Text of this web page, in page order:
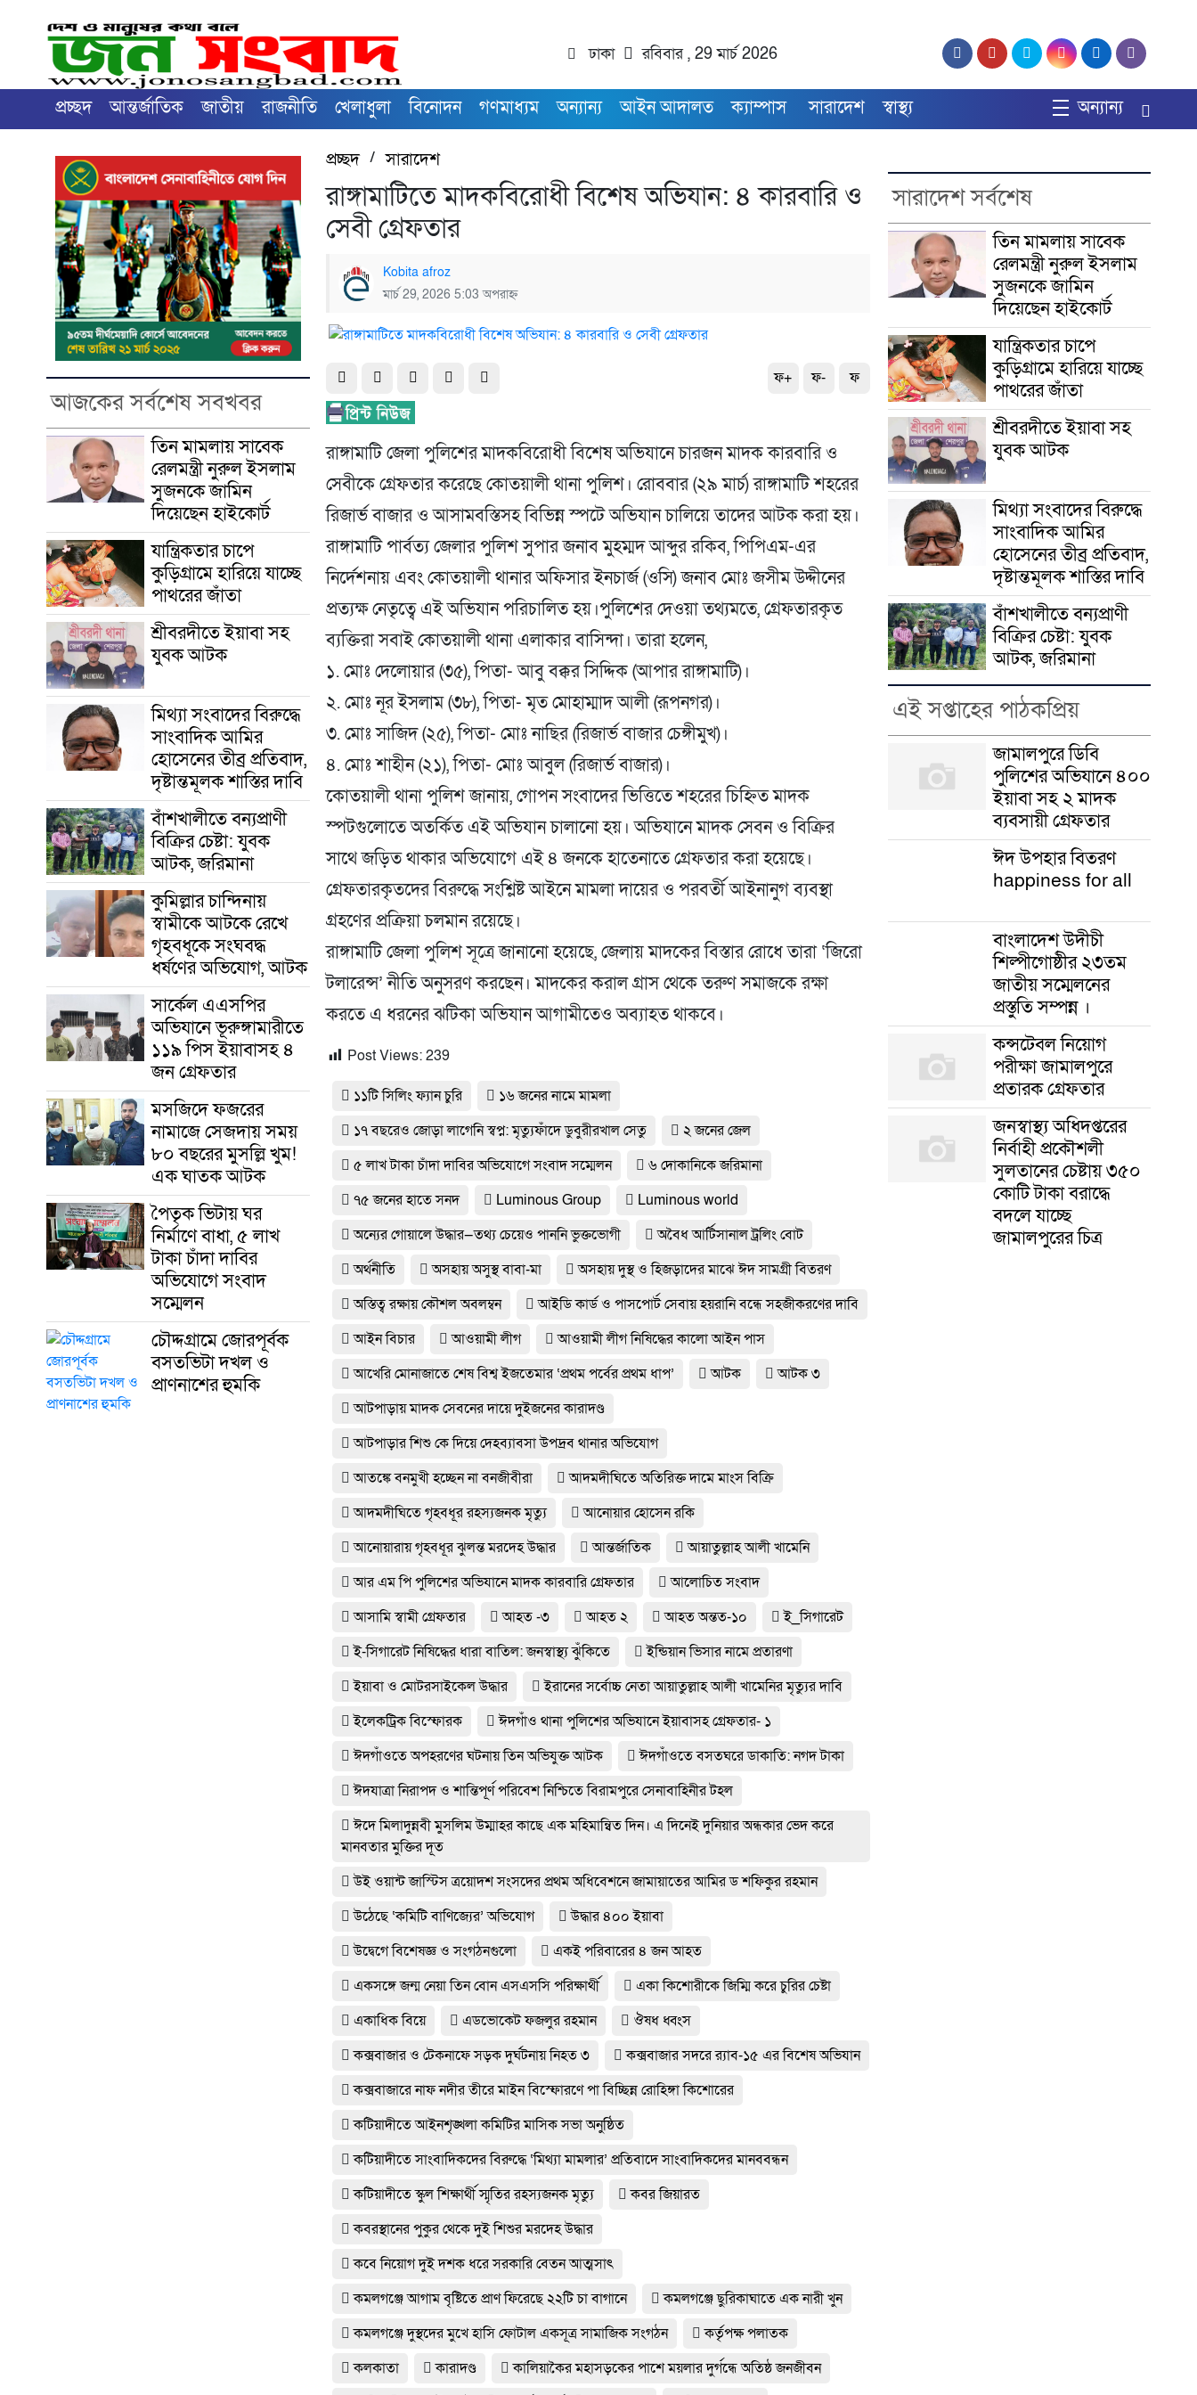
ঢাকা রবিবার , 29 মার্চ 2026
প্রচ্ছদ আন্তর্জাতিক জাতীয় রাজনীতি খেলাধুলা বিনোদন গণমাধ্যম অন্যান্য আইন আদালত ক্যাম্পাস সারাদেশ স্বাস্থ্য অন্যান্য
আজকের সর্বশেষ সবখবর
তিন মামলায় সাবেক
রেলমন্ত্রী নুরুল ইসলাম
সুজনকে জামিন
দিয়েছেন হাইকোর্ট
যান্ত্রিকতার চাপে
কুড়িগ্রামে হারিয়ে যাচ্ছে
পাথরের জাঁতা
শ্রীবরদীতে ইয়াবা সহ
যুবক আটক
মিথ্যা সংবাদের বিরুদ্ধে
সাংবাদিক আমির
হোসেনের তীব্র প্রতিবাদ,
দৃষ্টান্তমূলক শাস্তির দাবি
বাঁশখালীতে বন্যপ্রাণী
বিক্রির চেষ্টা: যুবক
আটক, জরিমানা
কুমিল্লার চান্দিনায়
স্বামীকে আটকে রেখে
গৃহবধূকে সংঘবদ্ধ
ধর্ষণের অভিযোগ, আটক
সার্কেল এএসপির
অভিযানে ভূরুঙ্গামারীতে
১১৯ পিস ইয়াবাসহ ৪
জন গ্রেফতার
মসজিদে ফজরের
নামাজে সেজদায় সময়
৮০ বছরের মুসল্লি খুম!
এক ঘাতক আটক
পৈতৃক ভিটায় ঘর
নির্মাণে বাধা, ৫ লাখ
টাকা চাঁদা দাবির
অভিযোগে সংবাদ
সম্মেলন
চৌদ্দগ্রামে জোরপূর্বক
বসতভিটা দখল ও
প্রাণনাশের হুমকি
প্রচ্ছদ/সারাদেশ
রাঙ্গামাটিতে মাদকবিরোধী বিশেষ অভিযান: ৪ কারবারি ও
সেবী গ্রেফতার
Kobita afroz
মার্চ 29, 2026 5:03 অপরাহ্ন
ফ+ ফ- ফ
রাঙ্গামাটি জেলা পুলিশের মাদকবিরোধী বিশেষ অভিযানে চারজন মাদক কারবারি ও
সেবীকে গ্রেফতার করেছে কোতয়ালী থানা পুলিশ। রোববার (২৯ মার্চ) রাঙ্গামাটি শহরের
রিজার্ভ বাজার ও আসামবস্তিসহ বিভিন্ন স্পটে অভিযান চালিয়ে তাদের আটক করা হয়।​
রাঙ্গামাটি পার্বত্য জেলার পুলিশ সুপার জনাব মুহম্মদ আব্দুর রকিব, পিপিএম-এর
নির্দেশনায় এবং কোতয়ালী থানার অফিসার ইনচার্জ (ওসি) জনাব মোঃ জসীম উদ্দীনের
প্রত্যক্ষ নেতৃত্বে এই অভিযান পরিচালিত হয়।​পুলিশের দেওয়া তথ্যমতে, গ্রেফতারকৃত
ব্যক্তিরা সবাই কোতয়ালী থানা এলাকার বাসিন্দা। তারা হলেন,
১. মোঃ দেলোয়ার (৩৫), পিতা- আবু বক্কর সিদ্দিক (আপার রাঙ্গামাটি)।
২. মোঃ নূর ইসলাম (৩৮), পিতা- মৃত মোহাম্মাদ আলী (রূপনগর)।
৩. মোঃ সাজিদ (২৫), পিতা- মোঃ নাছির (রিজার্ভ বাজার চেঙ্গীমুখ)।
৪. মোঃ শাহীন (২১), পিতা- মোঃ আবুল (রিজার্ভ বাজার)।
​কোতয়ালী থানা পুলিশ জানায়, গোপন সংবাদের ভিত্তিতে শহরের চিহ্নিত মাদক
স্পটগুলোতে অতর্কিত এই অভিযান চালানো হয়। অভিযানে মাদক সেবন ও বিক্রির
সাথে জড়িত থাকার অভিযোগে এই ৪ জনকে হাতেনাতে গ্রেফতার করা হয়েছে।
গ্রেফতারকৃতদের বিরুদ্ধে সংশ্লিষ্ট আইনে মামলা দায়ের ও পরবর্তী আইনানুগ ব্যবস্থা
গ্রহণের প্রক্রিয়া চলমান রয়েছে।
​রাঙ্গামাটি জেলা পুলিশ সূত্রে জানানো হয়েছে, জেলায় মাদকের বিস্তার রোধে তারা ‘জিরো
টলারেন্স’ নীতি অনুসরণ করছেন। মাদকের করাল গ্রাস থেকে তরুণ সমাজকে রক্ষা
করতে এ ধরনের ঝটিকা অভিযান আগামীতেও অব্যাহত থাকবে।
Post Views: 239
১১টি সিলিং ফ্যান চুরি
১৬ জনের নামে মামলা
১৭ বছরেও জোড়া লাগেনি স্বপ্ন: মৃত্যুফাঁদে ডুবুরীরখাল সেতু
২ জনের জেল
৫ লাখ টাকা চাঁদা দাবির অভিযোগে সংবাদ সম্মেলন
৬ দোকানিকে জরিমানা
৭৫ জনের হাতে সনদ
Luminous Group
Luminous world
অন্যের গোয়ালে উদ্ধার—তথ্য চেয়েও পাননি ভুক্তভোগী
অবৈধ আর্টিসানাল ট্রলিং বোট
অর্থনীতি
অসহায় অসুস্থ বাবা-মা
অসহায় দুস্থ ও হিজড়াদের মাঝে ঈদ সামগ্রী বিতরণ
অস্তিত্ব রক্ষায় কৌশল অবলম্বন
আইডি কার্ড ও পাসপোর্ট সেবায় হয়রানি বন্ধে সহজীকরণের দাবি
আইন বিচার
আওয়ামী লীগ
আওয়ামী লীগ নিষিদ্ধের কালো আইন পাস
আখেরি মোনাজাতে শেষ বিশ্ব ইজতেমার ‘প্রথম পর্বের প্রথম ধাপ’
আটক
আটক ৩
আটপাড়ায় মাদক সেবনের দায়ে দুইজনের কারাদণ্ড
আটপাড়ার শিশু কে দিয়ে দেহব্যাবসা উপদ্রব থানার অভিযোগ
আতঙ্কে বনমুখী হচ্ছেন না বনজীবীরা
আদমদীঘিতে অতিরিক্ত দামে মাংস বিক্রি
আদমদীঘিতে গৃহবধূর রহস্যজনক মৃত্যু
আনোয়ার হোসেন রকি
আনোয়ারায় গৃহবধূর ঝুলন্ত মরদেহ উদ্ধার
আন্তর্জাতিক
আয়াতুল্লাহ আলী খামেনি
আর এম পি পুলিশের অভিযানে মাদক কারবারি গ্রেফতার
আলোচিত সংবাদ
আসামি স্বামী গ্রেফতার
আহত -৩ আহত ২ আহত অন্তত-১০
ই_সিগারেট
ই-সিগারেট নিষিদ্ধের ধারা বাতিল: জনস্বাস্থ্য ঝুঁকিতে
ইন্ডিয়ান ভিসার নামে প্রতারণা
ইয়াবা ও মোটরসাইকেল উদ্ধার
ইরানের সর্বোচ্চ নেতা আয়াতুল্লাহ আলী খামেনির মৃত্যুর দাবি
ইলেকট্রিক বিস্ফোরক
ঈদগাঁও থানা পুলিশের অভিযানে ইয়াবাসহ গ্রেফতার- ১
ঈদগাঁওতে অপহরণের ঘটনায় তিন অভিযুক্ত আটক
ঈদগাঁওতে বসতঘরে ডাকাতি: নগদ টাকা
ঈদযাত্রা নিরাপদ ও শান্তিপূর্ণ পরিবেশ নিশ্চিতে বিরামপুরে সেনাবাহিনীর টহল
ঈদে মিলাদুন্নবী মুসলিম উম্মাহর কাছে এক মহিমান্বিত দিন। এ দিনেই দুনিয়ার অন্ধকার ভেদ করে
মানবতার মুক্তির দূত
উই ওয়ান্ট জাস্টিস ত্রয়োদশ সংসদের প্রথম অধিবেশনে জামায়াতের আমির ড শফিকুর রহমান
উঠেছে ‘কমিটি বাণিজ্যের’ অভিযোগ
উদ্ধার ৪০০ ইয়াবা
উদ্বেগে বিশেষজ্ঞ ও সংগঠনগুলো
একই পরিবারের ৪ জন আহত
একসঙ্গে জন্ম নেয়া তিন বোন এসএসসি পরিক্ষার্থী
একা কিশোরীকে জিম্মি করে চুরির চেষ্টা
একাধিক বিয়ে
এডভোকেট ফজলুর রহমান
ঔষধ ধ্বংস
কক্সবাজার ও টেকনাফে সড়ক দুর্ঘটনায় নিহত ৩
কক্সবাজার সদরে র‍্যাব-১৫ এর বিশেষ অভিযান
কক্সবাজারে নাফ নদীর তীরে মাইন বিস্ফোরণে পা বিচ্ছিন্ন রোহিঙ্গা কিশোরের
কটিয়াদীতে আইনশৃঙ্খলা কমিটির মাসিক সভা অনুষ্ঠিত
কটিয়াদীতে সাংবাদিকদের বিরুদ্ধে ‘মিথ্যা মামলার’ প্রতিবাদে সাংবাদিকদের মানববন্ধন
কটিয়াদীতে স্কুল শিক্ষার্থী স্মৃতির রহস্যজনক মৃত্যু
কবর জিয়ারত
কবরস্থানের পুকুর থেকে দুই শিশুর মরদেহ উদ্ধার
কবে নিয়োগ দুই দশক ধরে সরকারি বেতন আত্মসাৎ
কমলগঞ্জে আগাম বৃষ্টিতে প্রাণ ফিরেছে ২২টি চা বাগানে
কমলগঞ্জে ছুরিকাঘাতে এক নারী খুন
কমলগঞ্জে দুস্থদের মুখে হাসি ফোটাল একসূত্র সামাজিক সংগঠন
কর্তৃপক্ষ পলাতক
কলকাতা
কারাদণ্ড
কালিয়াকৈর মহাসড়কের পাশে ময়লার দুর্গন্ধে অতিষ্ঠ জনজীবন
সারাদেশ সর্বশেষ
তিন মামলায় সাবেক
রেলমন্ত্রী নুরুল ইসলাম
সুজনকে জামিন
দিয়েছেন হাইকোর্ট
যান্ত্রিকতার চাপে
কুড়িগ্রামে হারিয়ে যাচ্ছে
পাথরের জাঁতা
শ্রীবরদীতে ইয়াবা সহ
যুবক আটক
মিথ্যা সংবাদের বিরুদ্ধে
সাংবাদিক আমির
হোসেনের তীব্র প্রতিবাদ,
দৃষ্টান্তমূলক শাস্তির দাবি
বাঁশখালীতে বন্যপ্রাণী
বিক্রির চেষ্টা: যুবক
আটক, জরিমানা
এই সপ্তাহের পাঠকপ্রিয়
জামালপুরে ডিবি
পুলিশের অভিযানে ৪০০
ইয়াবা সহ ২ মাদক
ব্যবসায়ী গ্রেফতার
ঈদ উপহার বিতরণ
happiness for all
বাংলাদেশ উদীচী
শিল্পীগোষ্ঠীর ২৩তম
জাতীয় সম্মেলনের
প্রস্তুতি সম্পন্ন ।
কন্সটেবল নিয়োগ
পরীক্ষা জামালপুরে
প্রতারক গ্রেফতার
জনস্বাস্থ্য অধিদপ্তরের
নির্বাহী প্রকৌশলী
সুলতানের চেষ্টায় ৩৫০
কোটি টাকা বরাদ্ধে
বদলে যাচ্ছে
জামালপুরের চিত্র